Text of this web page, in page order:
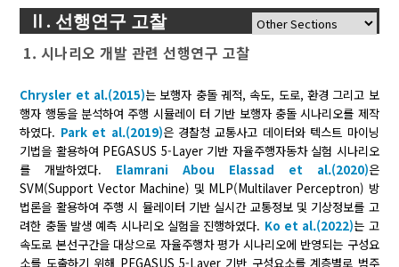
Ⅱ. 선행연구 고찰
1. 시나리오 개발 관련 선행연구 고찰
Chrysler et al.(2015)는 보행자 충돌 궤적, 속도, 도로, 환경 그리고 보
행자 행동을 분석하여 주행 시뮬레이 터 기반 보행자 충돌 시나리오를 제작
하였다. Park et al.(2019)은 경찰청 교통사고 데이터와 텍스트 마이닝
기법을 활용하여 PEGASUS 5-Layer 기반 자율주행자동차 실험 시나리오
를 개발하였다. Elamrani Abou Elassad et al.(2020)은
SVM(Support Vector Machine) 및 MLP(Multilaver Perceptron) 방
법론을 활용하여 주행 시 뮬레이터 기반 실시간 교통정보 및 기상정보를 고
려한 충돌 발생 예측 시나리오 실험을 진행하였다. Ko et al.(2022)는 고
속도로 본선구간을 대상으로 자율주행차 평가 시나리오에 반영되는 구성요
소를 도출하기 위해 PEGASUS 5-Layer 기반 구성요소를 계층별로 범주